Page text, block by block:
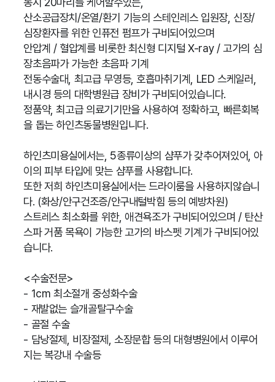
산소공급장치/온열/환기 기능의 스테인레스 입원장, 신장/
심장환자를 위한 인퓨전 펌프가 구비되어있으며
안압계 / 혈압계를 비롯한 최신형 디지털 X-ray / 고가의 심
장초음파가 가능한 초음파 기계
전동수술대, 최고급 무영등, 호흡마취기계, LED 스케일러,
내시경 등의 대학병원급 장비가 구비되어있습니다.
정품약, 최고급 의료기기만을 사용하여 정확하고, 빠른회복
을 돕는 하인츠동물병원입니다.
하인츠미용실에서는, 5종류이상의 샴푸가 갖추어져있어, 아
이의 피부 타입에 맞는 샴푸를 사용합니다.
또한 저희 하인츠미용실에서는 드라이룸을 사용하지않습니
다. (화상/안구건조증/안구내털박힘 등의 예방차원)
스트레스 최소화를 위한, 애견욕조가 구비되어있으며 / 탄산
스파 거품 목욕이 가능한 고가의 바스펫 기계가 구비되어있
습니다.
<수술전문>
- 1cm 최소절개 중성화수술
- 재발없는 슬개골탈구수술
- 골절 수술
- 담낭절제, 비장절제, 소장문합 등의 대형병원에서 이루어
지는 복강내 수술등